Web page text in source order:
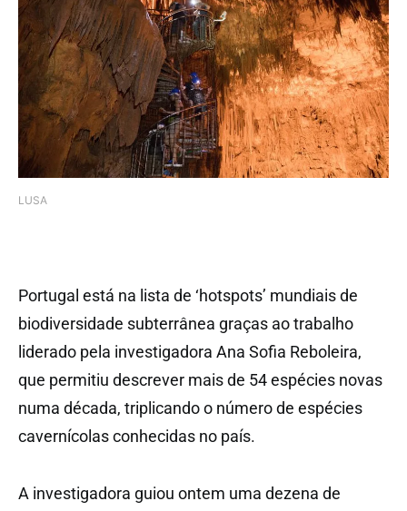
LUSA
Portugal está na lista de ‘hotspots’ mundiais de
biodiversidade subterrânea graças ao trabalho
liderado pela investigadora Ana Sofia Reboleira,
que permitiu descrever mais de 54 espécies novas
numa década, triplicando o número de espécies
cavernícolas conhecidas no país.
A investigadora guiou ontem uma dezena de